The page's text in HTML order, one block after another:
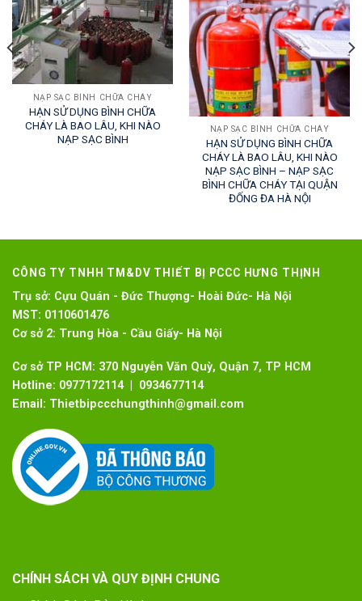
NẠP SẠC BÌNH CHỮA CHÁY
HẠN SỬ DỤNG BÌNH CHỮA
CHÁY LÀ BAO LÂU, KHI NÀO
NẠP SẠC BÌNH
NẠP SẠC BÌNH CHỮA CHÁY
HẠN SỬ DỤNG BÌNH CHỮA
CHÁY LÀ BAO LÂU, KHI NÀO
NẠP SẠC BÌNH – NẠP SẠC
BÌNH CHỮA CHÁY TẠI QUẬN
ĐỐNG ĐA HÀ NỘI
CÔNG TY TNHH TM&DV THIẾT BỊ PCCC HƯNG THỊNH
Trụ sở: Cựu Quán - Đức Thượng- Hoài Đức- Hà Nội
MST: 0110601476
Cơ sở 2: Trung Hòa - Cầu Giấy- Hà Nội
Cơ sở TP HCM: 370 Nguyễn Văn Quỳ, Quận 7, TP HCM
Hotline: 0977172114 | 0934677114
Email: Thietbipccchungthinh@gmail.com
CHÍNH SÁCH VÀ QUY ĐỊNH CHUNG